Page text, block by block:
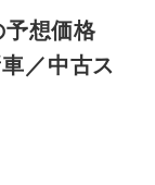
想価格
／中古ス